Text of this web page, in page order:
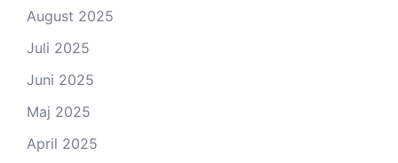
August 2025
Juli 2025
Juni 2025
Maj 2025
April 2025